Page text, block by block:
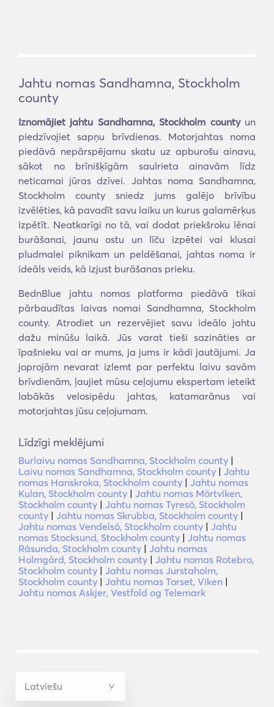
Jahtu nomas Sandhamna, Stockholm
county
Iznomājiet jahtu Sandhamna, Stockholm countyun
piedzīvojiet sapņu brīvdienas. Motorjahtas noma
piedāvā nepārspējamu skatu uz apburošu ainavu,
sākot no brīnišķīgām saulrieta ainavām līdz
neticamai jūras dzīvei. Jahtas noma Sandhamna,
Stockholm county sniedz jums galējo brīvību
izvēlēties, kā pavadīt savu laiku un kurus galamērķus
izpētīt. Neatkarīgi no tā, vai dodat priekšroku lēnai
burāšanai, jaunu ostu un līču izpētei vai klusai
pludmalei piknikam un peldēšanai, jahtas noma ir
ideāls veids, kā izjust burāšanas prieku.
BednBlue jahtu nomas platforma piedāvā tikai
pārbaudītas laivas nomai Sandhamna, Stockholm
county. Atrodiet un rezervējiet savu ideālo jahtu
dažu minūšu laikā. Jūs varat tieši sazināties ar
īpašnieku vai ar mums, ja jums ir kādi jautājumi. Ja
joprojām nevarat izlemt par perfektu laivu savām
brīvdienām, ļaujiet mūsu ceļojumu ekspertam ieteikt
labākās velosipēdu jahtas, katamarānus vai
motorjahtas jūsu ceļojumam.
Līdzīgi meklējumi
Burlaivu nomas Sandhamna, Stockholm county |
Laivu nomas Sandhamna, Stockholm county | Jahtu
nomas Hanskroka, Stockholm county | Jahtu nomas
Kulan, Stockholm county | Jahtu nomas Mörtviken,
Stockholm county | Jahtu nomas Tyresö, Stockholm
county | Jahtu nomas Skrubba, Stockholm county |
Jahtu nomas Vendelsö, Stockholm county | Jahtu
nomas Stocksund, Stockholm county | Jahtu nomas
Råsunda, Stockholm county | Jahtu nomas
Holmgård, Stockholm county | Jahtu nomas Rotebro,
Stockholm county | Jahtu nomas Jurstaholm,
Stockholm county | Jahtu nomas Torset, Viken |
Jahtu nomas Askjer, Vestfold og Telemark